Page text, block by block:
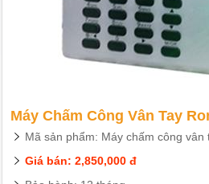
Máy Chấm Công Vân Tay
Mã sản phẩm: Máy chấm công vân
Giá bán: 2,850,000 đ